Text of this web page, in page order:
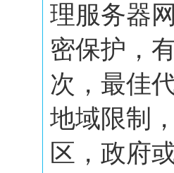
理服务器
密保护，
次，最佳
地域限制
区，政府